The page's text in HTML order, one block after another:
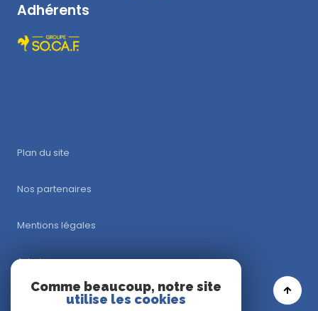
Adhérents
Plan du site
Nos partenaires
Mentions légales
Admin
Nos honoraires
Comme beaucoup, notre site
utilise les cookies